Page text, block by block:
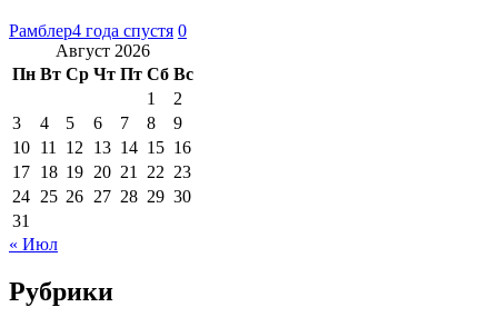
Рамблер4 года спустя 0
Август 2026
Пн Вт Ср Чт Пт Сб Вс
1
2
3
4 5 6 7 8
9
10 11 12 13 14 15 16
17 18 19 20 21 22 23
24 25 26 27 28 29 30
31
« Июл
Рубрики